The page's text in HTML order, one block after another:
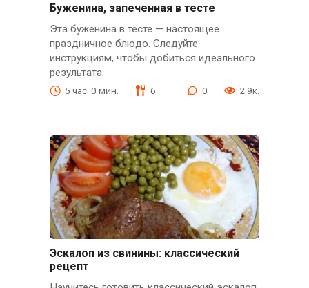
Буженина, запеченная в тесте
Эта буженина в тесте — настоящее
праздничное блюдо. Следуйте
инструкциям, чтобы добиться идеального
результата.
5 час. 0 мин. 6 0 2.9к.
Эскалоп из свинины: классический
рецепт